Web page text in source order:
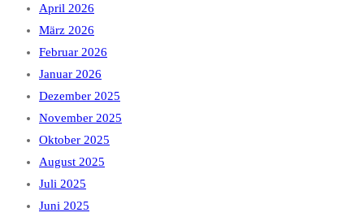
April 2026
März 2026
Februar 2026
Januar 2026
Dezember 2025
November 2025
Oktober 2025
August 2025
Juli 2025
Juni 2025